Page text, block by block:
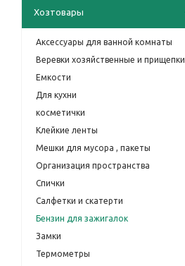
Хозтовары
Аксессуары для ванной комнаты
Веревки хозяйственные и прищепки
Емкости
Для кухни
косметички
Клейкие ленты
Мешки для мусора , пакеты
Организация пространства
Спички
Салфетки и скатерти
Бензин для зажигалок
Замки
Термометры